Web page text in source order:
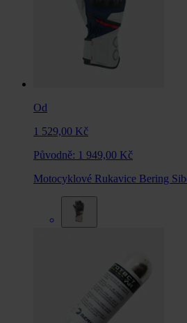
Od
1 529,00 Kč
Původně: 1 949,00 Kč
Motocyklové Rukavice Bering